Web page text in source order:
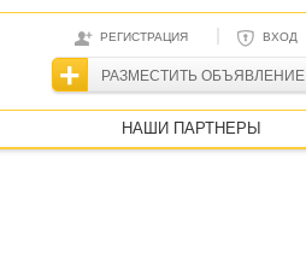
РЕГИСТРАЦИЯ | ВХОД
РАЗМЕСТИТЬ ОБЪЯВЛЕНИЕ
НАШИ ПАРТНЕРЫ